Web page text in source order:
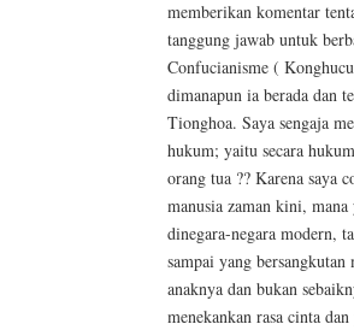
memberikan komentar
tanggung jawab untuk
Confucianisme (
dimanapun ia berada dan
Tionghoa. Saya sengaja
hukum; yaitu secara
orang tua ?? Karena saya
manusia zaman kini, mana
dinegara-negara modern,
sampai yang bersangkutan
anaknya dan bukan
menekankan rasa cinta